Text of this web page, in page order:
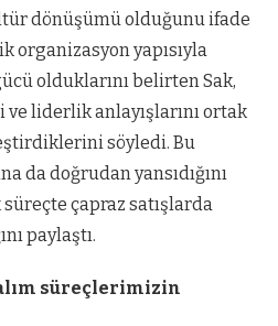
dönüşümü olduğunu ifade
organizasyon yapısıyla
olduklarını belirten Sak,
liderlik anlayışlarını ortak
söyledi. Bu
da doğrudan yansıdığını
süreçte çapraz satışlarda
paylaştı.
süreçlerimizin